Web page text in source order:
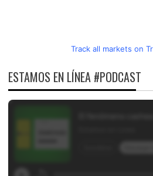
Track all markets on
ESTAMOS EN LÍNEA #PODCAST